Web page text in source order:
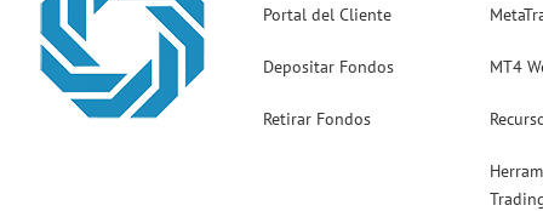
Portal del Cliente
Depositar Fondos
Retirar Fondos
MT4